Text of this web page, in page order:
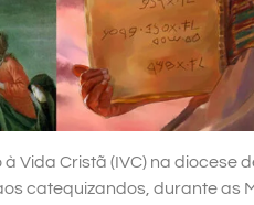
Vida Cristã (IVC) na diocese
catequizandos, durante as